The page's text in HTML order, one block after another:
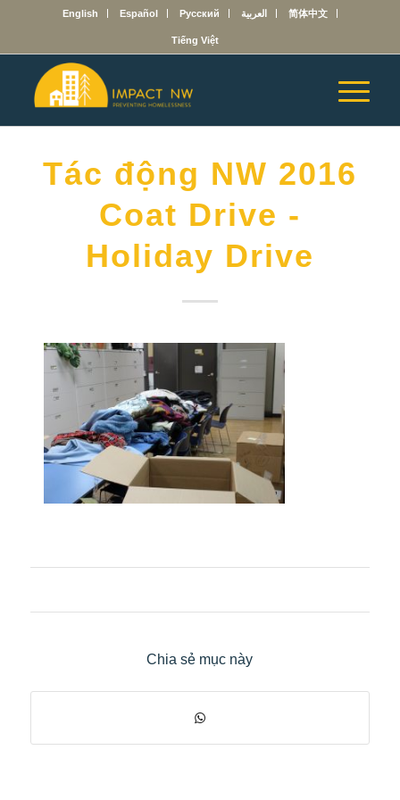
English Español Русский العربية 简体中文
Tiếng Việt
Tác động NW 2016
Coat Drive -
Holiday Drive
Chia sẻ mục này